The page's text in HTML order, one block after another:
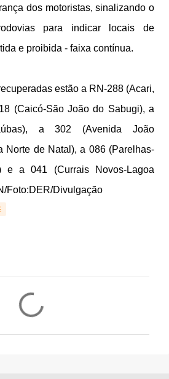
dos motoristas, sinalizando o
para indicar locais de
e proibida - faixa contínua.
estão a RN-288 (Acari,
(Caicó-São João do Sabugi), a
a 302 (Avenida João
Norte de Natal), a 086 (Parelhas-
e a 041 (Currais Novos-Lagoa
Foto:DER/Divulgação